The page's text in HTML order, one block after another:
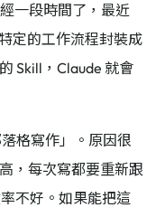
一段時間了，最近
定的工作流程封裝成
Skill，Claude 就會
格寫作」。原因很
，每次寫都要重新跟
不好。如果能把這